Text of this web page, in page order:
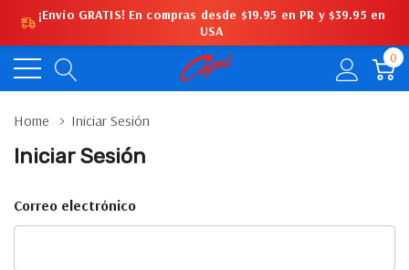
¡Envío GRATIS! En compras desde $19.95 en PR y $39.95 en
USA
0
Home Iniciar Sesión
Iniciar Sesión
Correo electrónico